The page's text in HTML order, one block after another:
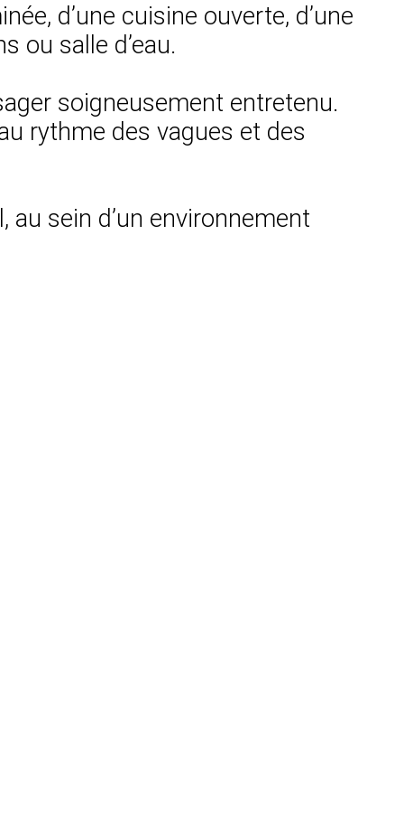
d’une cuisine ouverte, d’une
ou salle d’eau.
soigneusement entretenu.
rythme des vagues et des
sein d’un environnement